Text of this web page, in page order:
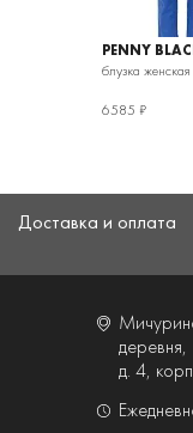
PENNY
блузка женская
6585 ₽
Доставка и оплата
деревня,
д. 4,